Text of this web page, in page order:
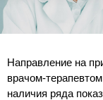
Направление на
врачом-
наличия ряда